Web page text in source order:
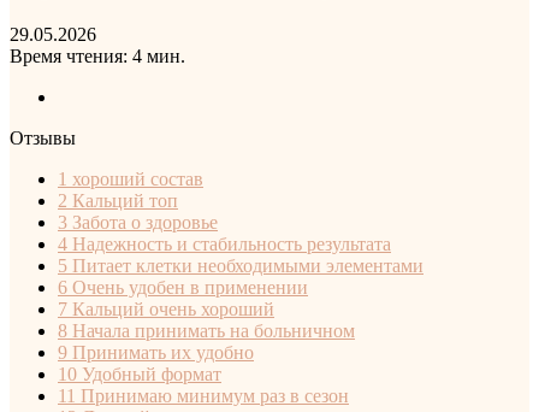
29.05.2026
Время чтения: 4 мин.
Отзывы
1 хороший состав
2 Кальций топ
3 Забота о здоровье
4 Надежность и стабильность результата
5 Питает клетки необходимыми элементами
6 Очень удобен в применении
7 Кальций очень хороший
8 Начала принимать на больничном
9 Принимать их удобно
10 Удобный формат
11 Принимаю минимум раз в сезон